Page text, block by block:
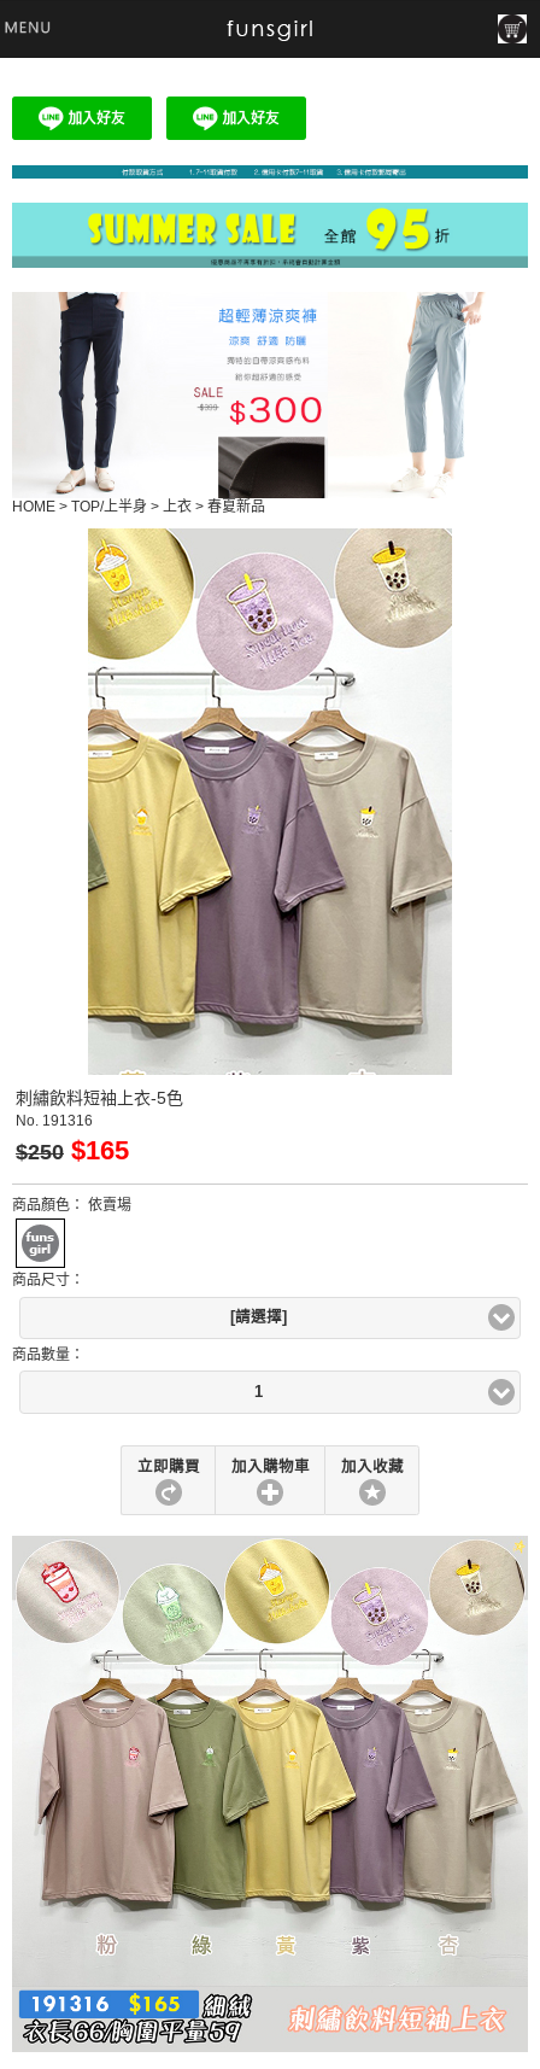
HOME > TOP/上半身 > 上衣 > 春夏新品
刺繡飲料短袖上衣-5色
No. 191316
$250 $165
商品顏色： 依賣場
商品尺寸：
[請選擇]
商品數量：
1
立即購買 加入購物車 加入收藏